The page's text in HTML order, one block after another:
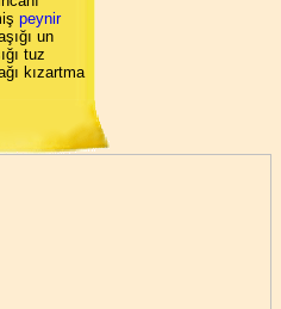
peynir
un
tuz
kızartma